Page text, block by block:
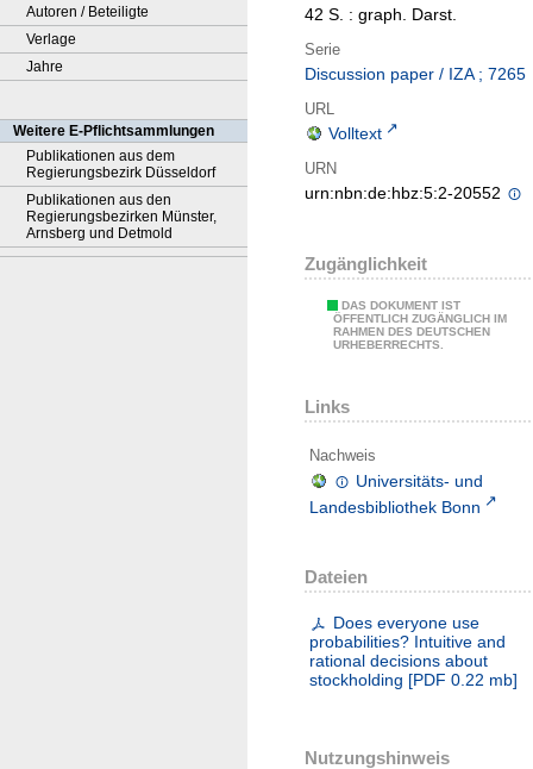
Autoren / Beteiligte
Verlage
Jahre
Weitere E-Pflichtsammlungen
Publikationen aus dem
Regierungsbezirk Düsseldorf
Publikationen aus den
Regierungsbezirken Münster,
Arnsberg und Detmold
42 S. : graph. Darst.
Serie
Discussion paper / IZA ; 7265
URL
Volltext
URN
urn:nbn:de:hbz:5:2-20552
Zugänglichkeit
DAS DOKUMENT IST
ÖFFENTLICH ZUGÄNGLICH IM
RAHMEN DES DEUTSCHEN
URHEBERRECHTS.
Links
Nachweis
Universitäts- und
Landesbibliothek Bonn
Dateien
Does everyone use
probabilities? Intuitive and
rational decisions about
stockholding [PDF 0.22 mb]
Nutzungshinweis